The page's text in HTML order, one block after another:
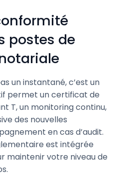
postes de
un instantané, c’est un
permet un certificat de
T, un monitoring continu,
des nouvelles
en cas d’audit.
est intégrée
maintenir votre niveau de